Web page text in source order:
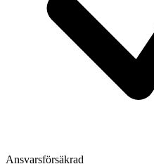
Ansvarsförsäkrad